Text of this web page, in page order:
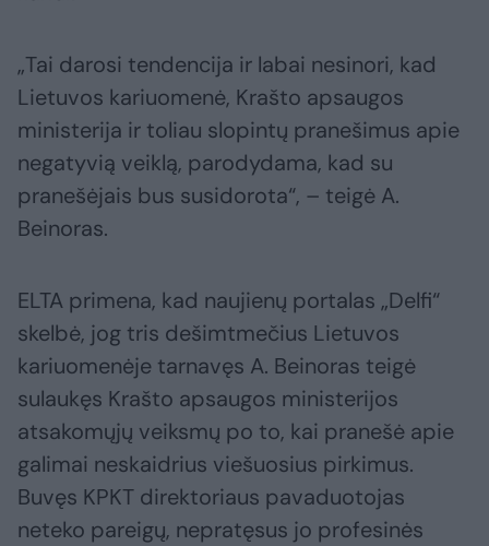
„Tai darosi tendencija ir labai nesinori, kad
Lietuvos kariuomenė, Krašto apsaugos
ministerija ir toliau slopintų pranešimus apie
negatyvią veiklą, parodydama, kad su
pranešėjais bus susidorota“, – teigė A.
Beinoras.
ELTA primena, kad naujienų portalas „Delfi“
skelbė, jog tris dešimtmečius Lietuvos
kariuomenėje tarnavęs A. Beinoras teigė
sulaukęs Krašto apsaugos ministerijos
atsakomųjų veiksmų po to, kai pranešė apie
galimai neskaidrius viešuosius pirkimus.
Buvęs KPKT direktoriaus pavaduotojas
neteko pareigų, nepratęsus jo profesinės